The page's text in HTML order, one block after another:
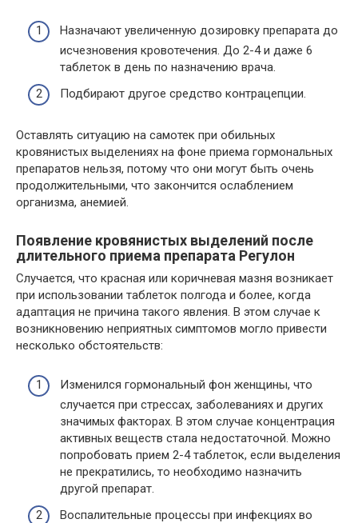
Назначают увеличенную дозировку препарата до
исчезновения кровотечения. До 2-4 и даже 6
таблеток в день по назначению врача.
Подбирают другое средство контрацепции.
Оставлять ситуацию на самотек при обильных
кровянистых выделениях на фоне приема гормональных
препаратов нельзя, потому что они могут быть очень
продолжительными, что закончится ослаблением
организма, анемией.
Появление кровянистых выделений после
длительного приема препарата Регулон
Случается, что красная или коричневая мазня возникает
при использовании таблеток полгода и более, когда
адаптация не причина такого явления. В этом случае к
возникновению неприятных симптомов могло привести
несколько обстоятельств:
Изменился гормональный фон женщины, что
случается при стрессах, заболеваниях и других
значимых факторах. В этом случае концентрация
активных веществ стала недостаточной. Можно
попробовать прием 2-4 таблеток, если выделения
не прекратились, то необходимо назначить
другой препарат.
Воспалительные процессы при инфекциях во